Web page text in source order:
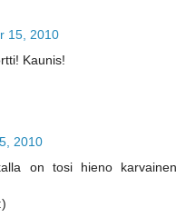
15, 2010
Kaunis!
2010
on tosi hieno karvainen